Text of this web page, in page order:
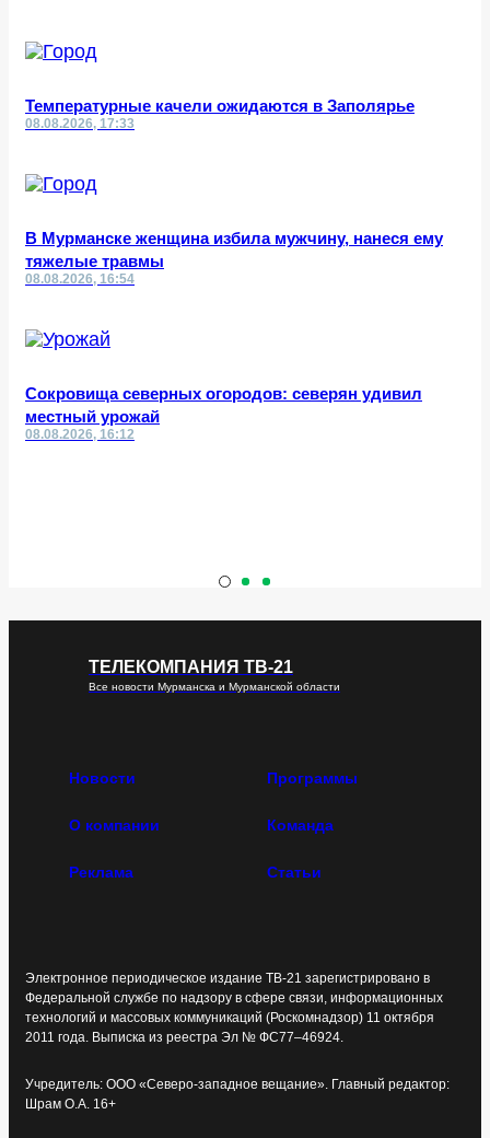
Температурные качели ожидаются в Заполярье
08.08.2026, 17:33
В Мурманске женщина избила мужчину, нанеся ему
тяжелые травмы
08.08.2026, 16:54
Сокровища северных огородов: северян удивил
местный урожай
08.08.2026, 16:12
ТЕЛЕКОМПАНИЯ ТВ-21
Все новости Мурманска и Мурманской области
Новости Программы
О компании Команда
Реклама Статьи
Электронное периодическое издание ТВ-21 зарегистрировано в
Федеральной службе по надзору в сфере связи, информационных
технологий и массовых коммуникаций (Роскомнадзор) 11 октября
2011 года. Выписка из реестра Эл № ФС77–46924.
Учредитель: ООО «Северо-западное вещание». Главный редактор:
Шрам О.А. 16+